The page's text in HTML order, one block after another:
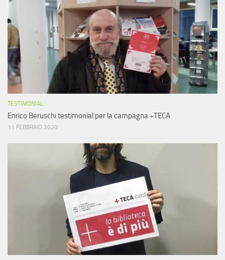
TESTIMONIAL
Enrico Beruschi testimonial per la campagna +TECA
11 FEBBRAIO 2020